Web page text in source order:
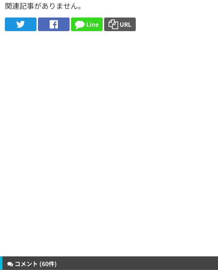
関連記事がありません。
Line URL
コメント (60件)